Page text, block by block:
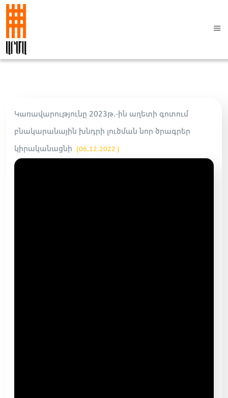
Կառավարությունը 2023թ.-ին աղետի գոտում
բնակարանային խնդրի լուծման նոր ծրագրեր
կիրականացնի
(06.12.2022 )